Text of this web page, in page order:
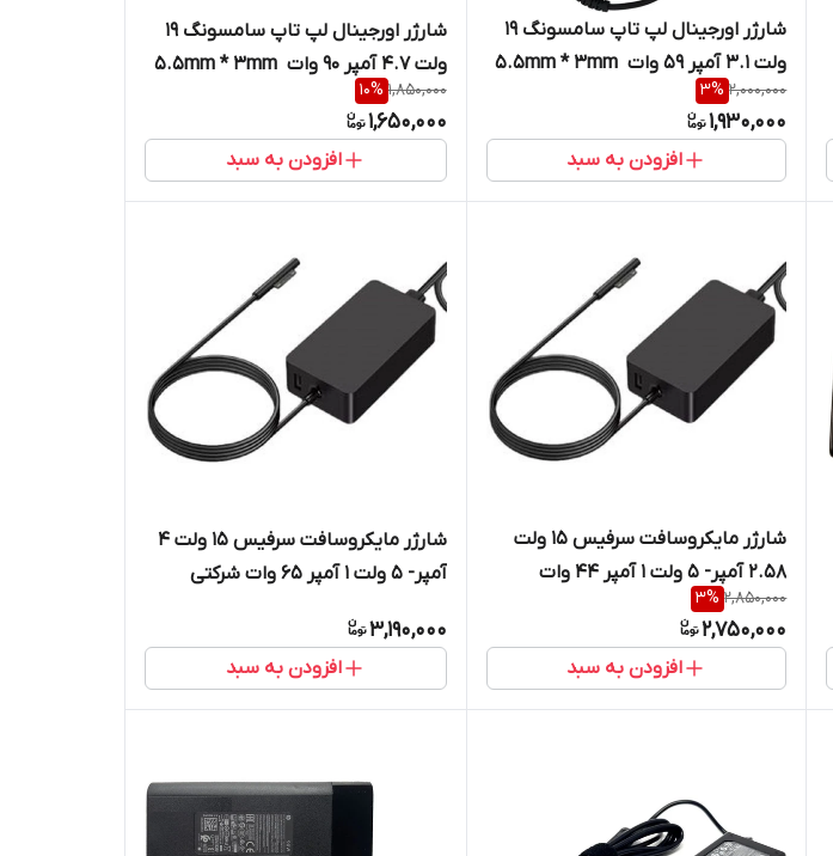
شارژر اورجینال لپ تاپ سامسونگ 19
ولت 3.1 آمپر 59 وات 5.5mm * 3mm ‎
2,000,000
3%
1,930,000
افزودن به سبد
شارژر اورجینال لپ تاپ سامسونگ 19
ولت 4.7 آمپر 90 وات 5.5mm * 3mm ‎
1,850,000
10%
1,650,000
افزودن به سبد
شارژر مایکروسافت سرفیس 15 ولت
2.58 آمپر- 5 ولت 1 آمپر 44 وات
شرکتی
2,850,000
3%
2,750,000
افزودن به سبد
شارژر مایکروسافت سرفیس 15 ولت 4
آمپر- 5 ولت 1 آمپر 65 وات شرکتی
3,190,000
افزودن به سبد